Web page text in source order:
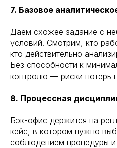
7. Базовое
Даём схожее задание с
условий. Смотрим, кто
кто действительно
Без способности к
контролю — риски потерь
8. Процессная
Бэк-офис держится на
кейс, в котором нужно
соблюдением процедуры и